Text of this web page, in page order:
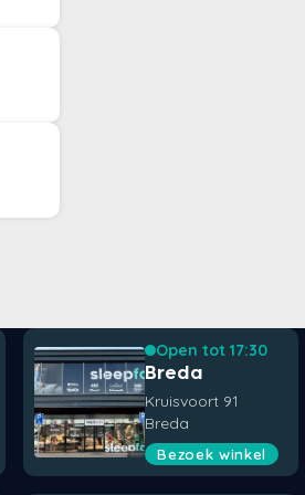
Open tot 17:30
Breda
Kruisvoort 91
Breda
Bezoek winkel